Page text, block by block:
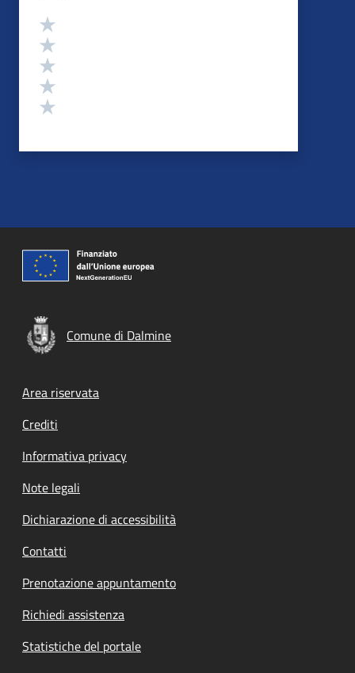
Valutazione
Comune di Dalmine
Footer menu
Area riservata
Crediti
Informativa privacy
Note legali
Dichiarazione di accessibilità
Contatti
Prenotazione appuntamento
Richiedi assistenza
Statistiche del portale